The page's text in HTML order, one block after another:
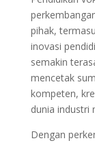
pihak,
inovasi
semakin
mencetak
kompeten,
dunia industri
Dengan